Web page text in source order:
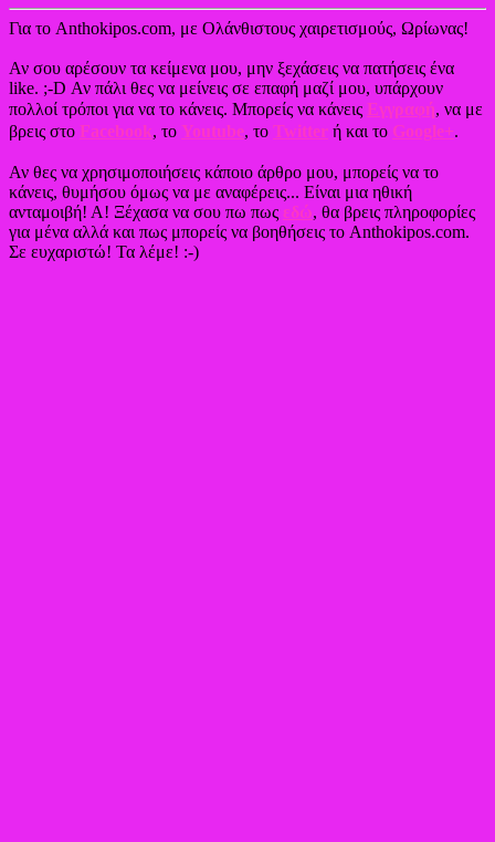
Για το Anthokipos.com, με Ολάνθιστους χαιρετισμούς, Ωρίωνας!
Αν σου αρέσουν τα κείμενα μου, μην ξεχάσεις να πατήσεις ένα
like. ;-D Αν πάλι θες να μείνεις σε επαφή μαζί μου, υπάρχουν
πολλοί τρόποι για να το κάνεις. Μπορείς να κάνεις Εγγραφή, να με
βρεις στο Facebook, το Youtube, το Twitter ή και το Google+.
Αν θες να χρησιμοποιήσεις κάποιο άρθρο μου, μπορείς να το
κάνεις, θυμήσου όμως να με αναφέρεις... Είναι μια ηθική
ανταμοιβή! Α! Ξέχασα να σου πω πως εδώ, θα βρεις πληροφορίες
για μένα αλλά και πως μπορείς να βοηθήσεις το Anthokipos.com.
Σε ευχαριστώ! Τα λέμε! :-)